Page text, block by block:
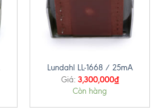
Lundahl LL-1668 / 25mA
Giá: 3,300,000₫
Còn hàng